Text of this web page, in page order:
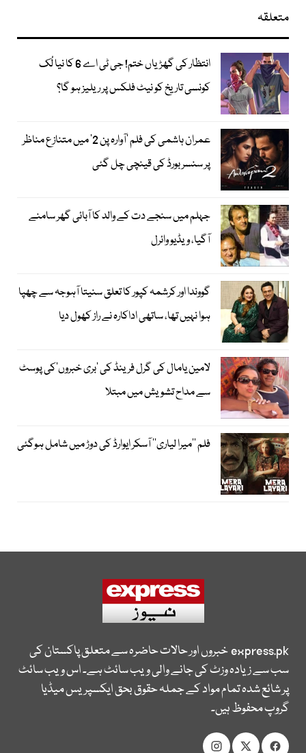
متعلقہ
انتظار کی گھڑیاں ختم! جی ٹی اے 6 کا نیا لُک
کونسی تاریخ کو نیٹ فلکس پر ریلیز ہو گا؟
عمران ہاشمی کی فلم ’آوارہ پن 2‘ میں متنازع مناظر
پر سنسر بورڈ کی قینچی چل گئی
جہلم میں سنجے دت کے والد کا آبائی گھر سامنے
آگیا، ویڈیو وائرل
گووندا اور کرشمہ کپور کا تعلق سنیتا آہوجہ سے چھپا
ہوا نہیں تھا، ساتھی اداکارہ نے راز کھول دیا
لامین یامال کی گرل فرینڈ کی ’بری خبروں‘کی پوسٹ
سے مداح تشویش میں مبتلا
فلم ’’میرا لیاری‘‘ آسکر ایوارڈ کی دوڑ میں شامل ہوگئی
express.pkخبروں اور حالات حاضرہ سے متعلق پاکستان کی
سب سے زیادہ وزٹ کی جانے والی ویب سائٹ ہے۔ اس ویب سائٹ
پر شائع شدہ تمام مواد کے جملہ حقوق بحق ایکسپریس میڈیا
گروپ محفوظ ہیں۔